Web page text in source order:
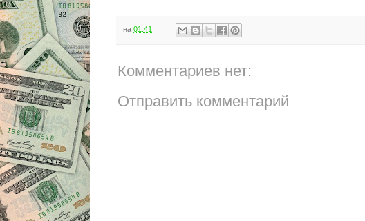
на 01:41
Комментариев нет:
Отправить комментарий